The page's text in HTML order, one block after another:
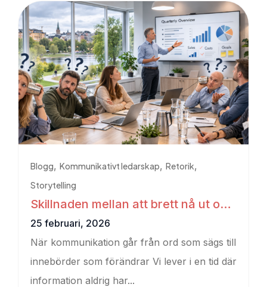
Blogg, Kommunikativt ledarskap, Retorik,
Storytelling
Skillnaden mellan att brett nå ut och
att effektivt nå in
25 februari, 2026
När kommunikation går från ord som sägs till
innebörder som förändrar Vi lever i en tid där
information aldrig har...